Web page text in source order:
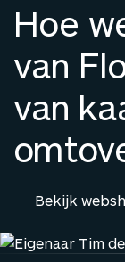
Hoe
van
van
Bekijk webs